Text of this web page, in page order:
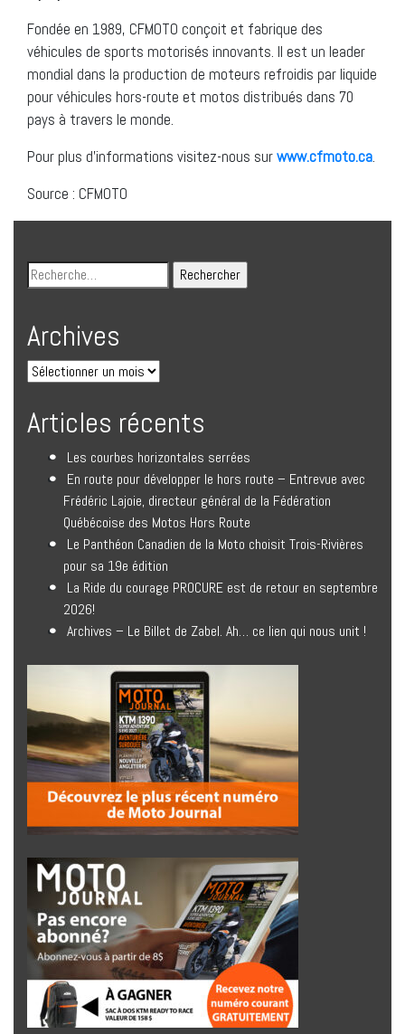
Fondée en 1989, CFMOTO conçoit et fabrique des
véhicules de sports motorisés innovants. Il est un leader
mondial dans la production de moteurs refroidis par liquide
pour véhicules hors-route et motos distribués dans 70
pays à travers le monde.
Pour plus d’informations visitez-nous surwww.cfmoto.ca.
Source : CFMOTO
Archives
Articles récents
Les courbes horizontales serrées
En route pour développer le hors route – Entrevue avec
Frédéric Lajoie, directeur général de la Fédération
Québécoise des Motos Hors Route
Le Panthéon Canadien de la Moto choisit Trois-Rivières
pour sa 19e édition
La Ride du courage PROCURE est de retour en septembre
2026!
Archives – Le Billet de Zabel. Ah… ce lien qui nous unit !